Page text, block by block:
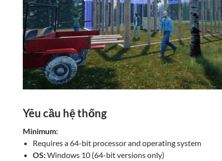
Yêu cầu hệ thống
Minimum:
Requires a 64-bit processor and operating system
OS:Windows 10 (64-bit versions only)